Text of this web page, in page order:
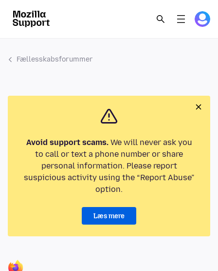
Fællesskabsforummer
Avoid support scams.We will never ask you
to call or text a phone number or share
personal information. Please report
suspicious activity using the “Report Abuse”
option.
Læs mere